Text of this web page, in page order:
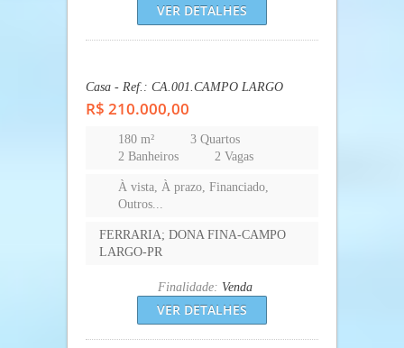
VER DETALHES
Casa - Ref.: CA.001.CAMPO LARGO
R$ 210.000,00
180 m²
3 Quartos
2 Banheiros
2 Vagas
À vista, À prazo, Financiado,
Outros...
FERRARIA; DONA FINA-CAMPO
LARGO-PR
Finalidade: Venda
VER DETALHES